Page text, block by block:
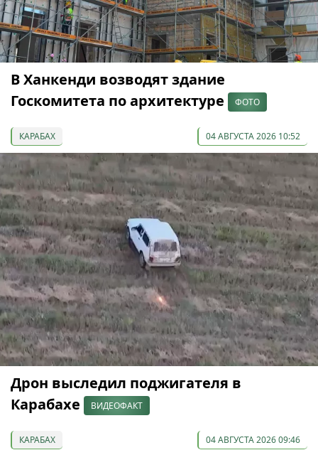
В Ханкенди возводят здание
Госкомитета по архитектуре
ФОТО
КАРАБАХ 04 АВГУСТА 2026 10:52
Дрон выследил поджигателя в
Карабахе
ВИДЕОФАКТ
КАРАБАХ 04 АВГУСТА 2026 09:46